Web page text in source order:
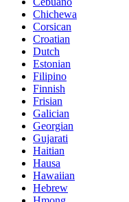
Chichewa
Corsican
Croatian
Dutch
Estonian
Filipino
Finnish
Frisian
Galician
Georgian
Gujarati
Haitian
Hausa
Hawaiian
Hebrew